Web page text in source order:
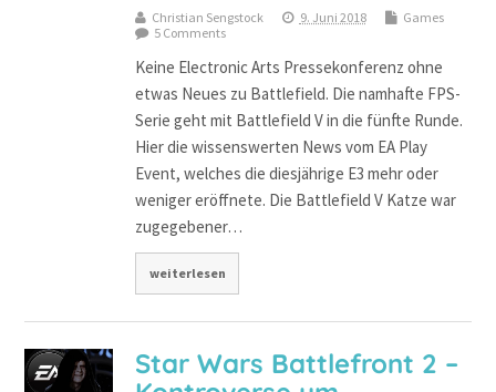
Christian Sengstock 9. Juni 2018
Games
5 Comments
Keine Electronic Arts Pressekonferenz ohne
etwas Neues zu Battlefield. Die namhafte FPS-
Serie geht mit Battlefield V in die fünfte Runde.
Hier die wissenswerten News vom EA Play
Event, welches die diesjährige E3 mehr oder
weniger eröffnete. Die Battlefield V Katze war
zugegebener…
weiterlesen
Star Wars Battlefront 2 –